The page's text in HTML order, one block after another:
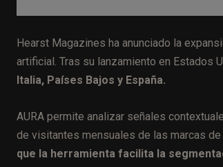
Hearst Magazines ha anunciado la
artificial. Tras su lanzamiento en Estados
Italia, Países Bajos y España.
AURA permite analizar señales
de visitantes mensuales de las marcas de
que la herramienta facilita la